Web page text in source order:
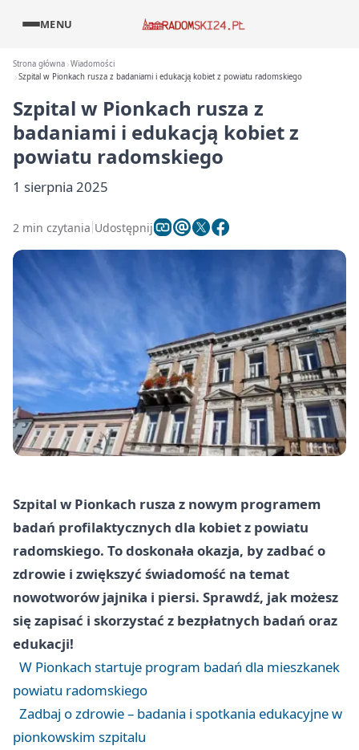
MENU
Strona główna Wiadomości
Szpital w Pionkach rusza z badaniami i edukacją kobiet z powiatu radomskiego
Szpital w Pionkach rusza z
badaniami i edukacją kobiet z
powiatu radomskiego
1 sierpnia 2025
2 min czytania Udostępnij
Szpital w Pionkach rusza z nowym programem
badań profilaktycznych dla kobiet z powiatu
radomskiego. To doskonała okazja, by zadbać o
zdrowie i zwiększyć świadomość na temat
nowotworów jajnika i piersi. Sprawdź, jak możesz
się zapisać i skorzystać z bezpłatnych badań oraz
edukacji!
W Pionkach startuje program badań dla mieszkanek
powiatu radomskiego
Zadbaj o zdrowie – badania i spotkania edukacyjne w
pionkowskim szpitalu